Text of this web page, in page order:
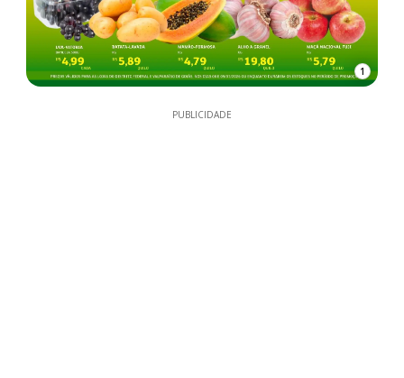
1
PUBLICIDADE